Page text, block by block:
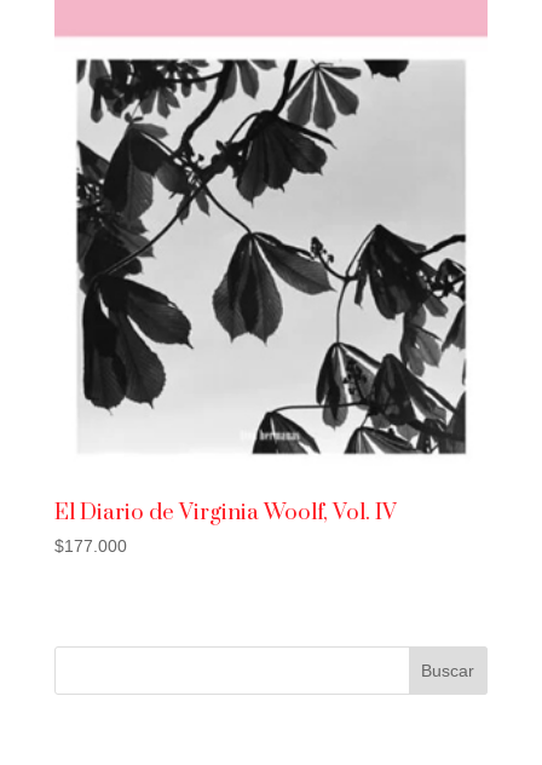
El Diario de Virginia Woolf, Vol. IV
$177.000
Buscar